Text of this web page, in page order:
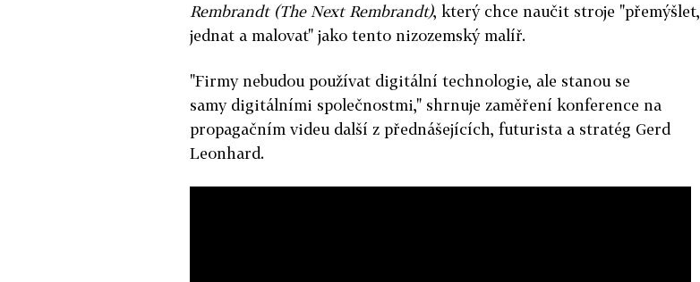
Rembrandt (The Next Rembrandt), který chce naučit stroje "přemýšlet,
jednat a malovat" jako tento nizozemský malíř.
"Firmy nebudou používat digitální technologie, ale stanou se
samy digitálními společnostmi," shrnuje zaměření konference na
propagačním videu další z přednášejících, futurista a stratég Gerd
Leonhard.